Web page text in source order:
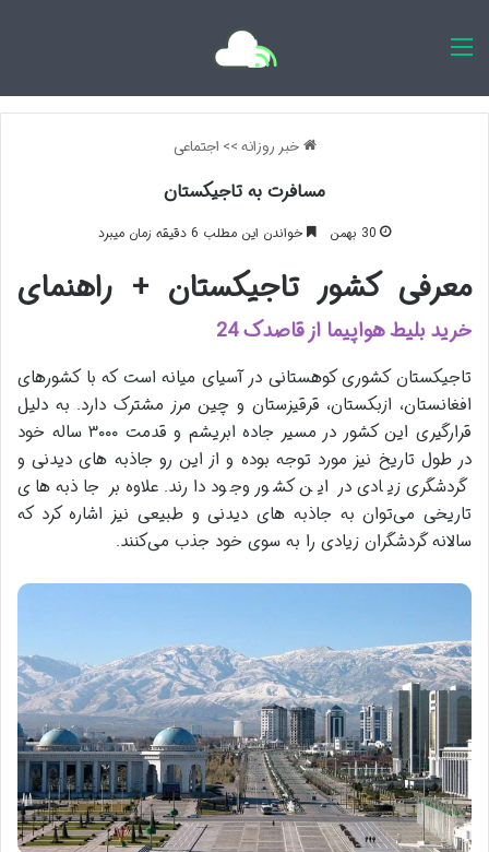
خبر روزانه>> اجتماعی
مسافرت به تاجیکستان
30 بهمن خواندن این مطلب 6 دقیقه زمان میبرد
معرفی کشور تاجیکستان + راهنمای
خرید بلیط هواپیما از قاصدک 24
تاجیکستان کشوری کوهستانی در آسیای میانه است که با کشورهای
افغانستان، ازبکستان، قرقیزستان و چین مرز مشترک دارد. به دلیل
قرارگیری این کشور در مسیر جاده ابریشم و قدمت ۳۰۰۰ ساله خود
در طول تاریخ نیز مورد توجه بوده و از این رو جاذبه های دیدنی و
گردشگری زیادی در این کشور وجود دارند. علاوه بر جاذبه های
تاریخی می‌توان به جاذبه های دیدنی و طبیعی نیز اشاره کرد که
سالانه گردشگران زیادی را به سوی خود جذب می‌کنند.